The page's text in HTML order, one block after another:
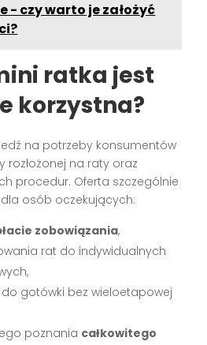
- czy warto je założyć
ratka jest
korzystna?
na potrzeby konsumentów
rozłożonej na raty oraz
procedur. Oferta szczególnie
osób oczekujących:
zobowiązania,
rat do indywidualnych
gotówki bez wieloetapowej
poznania całkowitego